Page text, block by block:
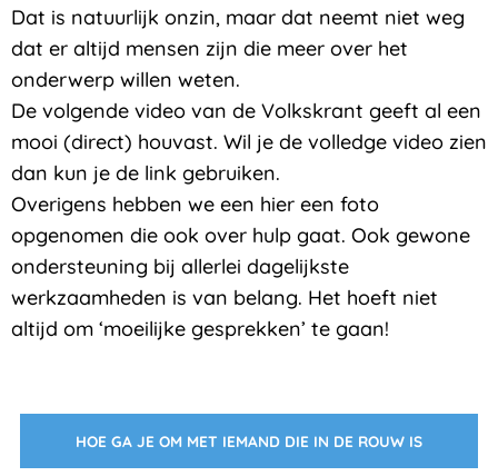
Dat is natuurlijk onzin, maar dat neemt niet weg
dat er altijd mensen zijn die meer over het
onderwerp willen weten.
De volgende video van de Volkskrant geeft al een
mooi (direct) houvast. Wil je de volledge video zien
dan kun je de link gebruiken.
Overigens hebben we een hier een foto
opgenomen die ook over hulp gaat. Ook gewone
ondersteuning bij allerlei dagelijkste
werkzaamheden is van belang. Het hoeft niet
altijd om ‘moeilijke gesprekken’ te gaan!
HOE GA JE OM MET IEMAND DIE IN DE ROUW IS